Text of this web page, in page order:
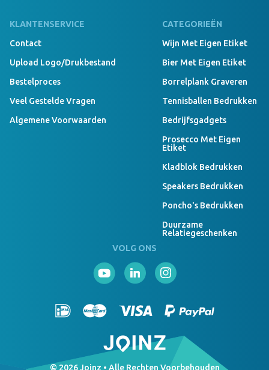
KLANTENSERVICE
Contact
Upload Logo/drukbestand
Bestelproces
Veel Gestelde Vragen
Algemene Voorwaarden
CATEGORIEËN
Wijn Met Eigen Etiket
Bier Met Eigen Etiket
Borrelplank Graveren
Tennisballen Bedrukken
Bedrijfsgadgets
Prosecco Met Eigen
Etiket
Kladblok Bedrukken
Speakers Bedrukken
Poncho's Bedrukken
Duurzame
Relatiegeschenken
VOLG ONS
© 2026 Joinz • Alle Rechten Voorbehouden